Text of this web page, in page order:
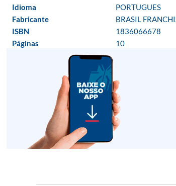
Idioma
PORTUGUES
Fabricante
BRASIL
ISBN
1836066678
Páginas
10